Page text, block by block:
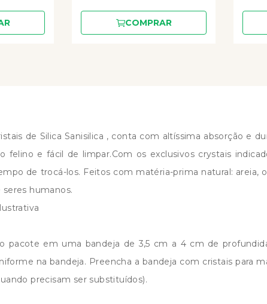
COMPRAR
de Silica Sanisilica , conta com altíssima absorção e
felino e fácil de limpar.Com os exclusivos crystais
de trocá-los. Feitos com matéria-prima natural: areia,
seres humanos.
pacote em uma bandeja de 3,5 cm a 4 cm de
na bandeja. Preencha a bandeja com cristais para
precisam ser substituídos).